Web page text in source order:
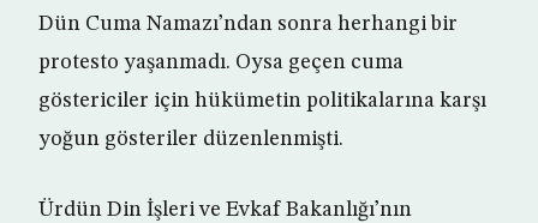
Dün Cuma Namazı’ndan sonra herhangi bir
protesto yaşanmadı. Oysa geçen cuma
göstericiler için hükümetin politikalarına karşı
yoğun gösteriler düzenlenmişti.
Ürdün Din İşleri ve Evkaf Bakanlığı’nın